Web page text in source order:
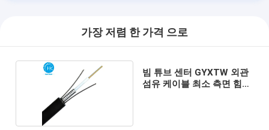
가장 저렴 한 가격 으로
빔 튜브 센터 GYXTW 외관
섬유 케이블 최소 측면 힘